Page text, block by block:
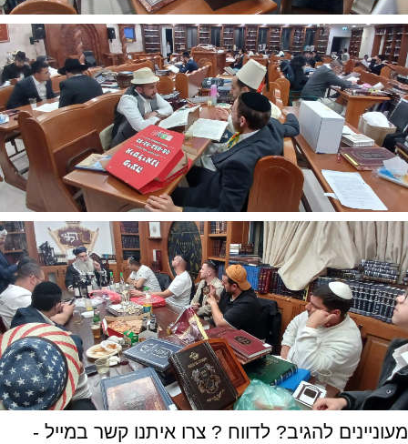
מעוניינים להגיב? לדווח ? צרו איתנו קשר במייל -